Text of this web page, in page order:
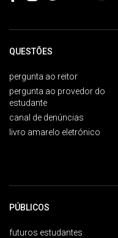
QUESTÕES
pergunta ao reitor
pergunta ao provedor do
estudante
canal de denúncias
livro amarelo eletrónico
PÚBLICOS
futuros estudantes